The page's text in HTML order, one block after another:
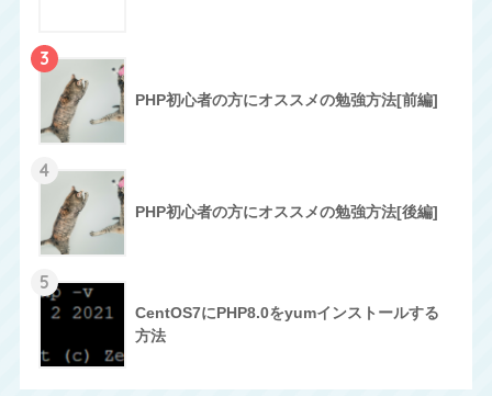
3
PHP初心者の方にオススメの勉強方法[前編]
4
PHP初心者の方にオススメの勉強方法[後編]
5
CentOS7にPHP8.0をyumインストールする
方法